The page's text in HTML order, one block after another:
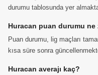
durumu tablosunda yer
Huracan puan durumu
Puan durumu, lig maçları
kısa süre sonra
Huracan averajı kaç?